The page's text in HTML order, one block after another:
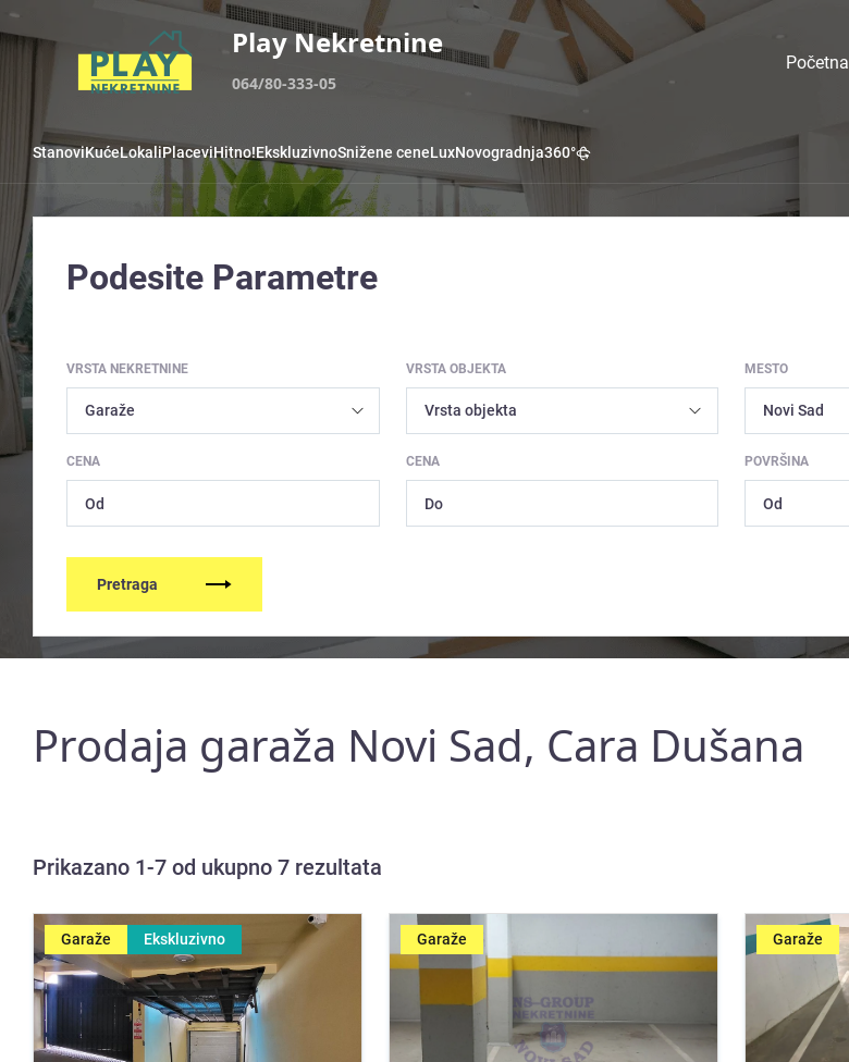
Play Nekretnine
064/80-333-05
Početna
StanoviKućeLokaliPlaceviHitno!EkskluzivnoSnižene ceneLuxNovogradnja360°
Podesite Parametre
VRSTA NEKRETNINE VRSTA OBJEKTA MESTO
CENA CENA POVRŠINA
Pretraga
Prodaja garaža Novi Sad, Cara Dušana
Prikazano 1-7 od ukupno 7 rezultata
Garaže Ekskluzivno Garaže Garaže